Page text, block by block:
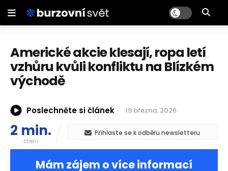
Americké akcie klesají, ropa letí
vzhůru kvůli konfliktu na Blízkém
východě
Poslechněte si článek 19 března, 2026
2 min.
čtení
Přihlaste se k odběru newsletteru
Mám zájem o více informací